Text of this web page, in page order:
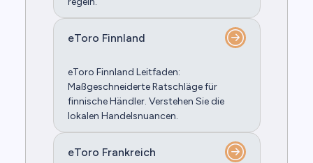
eToro Finnland
eToro Finnland Leitfaden:
Maßgeschneiderte Ratschläge für
finnische Händler. Verstehen Sie die
lokalen Handelsnuancen.
eToro Frankreich